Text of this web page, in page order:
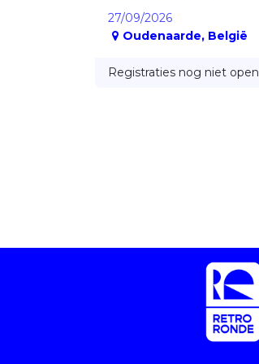
27/09/2026
Oudenaarde, België
Registraties nog niet open